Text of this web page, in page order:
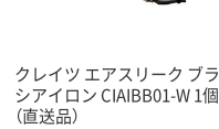
クレイツ エアスリーク ブラ
シアイロン CIAIBB01-W 1個
（直送品）